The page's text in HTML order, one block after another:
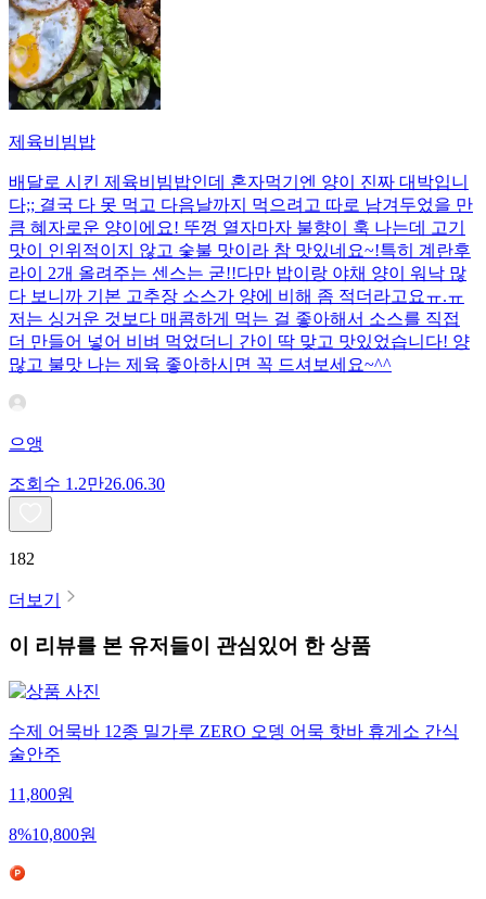
제육비빔밥
배달로 시킨 제육비빔밥인데 혼자먹기엔 양이 진짜 대박입니
다;; 결국 다 못 먹고 다음날까지 먹으려고 따로 남겨두었을 만
큼 혜자로운 양이에요! 뚜껑 열자마자 불향이 훅 나는데 고기
맛이 인위적이지 않고 숯불 맛이라 참 맛있네요~!특히 계란후
라이 2개 올려주는 센스는 굳!! ​다만 밥이랑 야채 양이 워낙 많
다 보니까 기본 고추장 소스가 양에 비해 좀 적더라고요ㅠ.ㅠ
저는 싱거운 것보다 매콤하게 먹는 걸 좋아해서 소스를 직접
더 만들어 넣어 비벼 먹었더니 간이 딱 맞고 맛있었습니다! 양
많고 불맛 나는 제육 좋아하시면 꼭 드셔보세요~^^
으앵
조회수 1.2만26.06.30
182
더보기
이 리뷰를 본 유저들이 관심있어 한 상품
수제 어묵바 12종 밀가루 ZERO 오뎅 어묵 핫바 휴게소 간식
술안주
11,800원
8%10,800원